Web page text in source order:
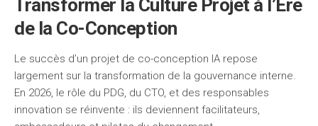
Transformer la Culture Projet à l’Ère
de la Co-Conception
Le succès d’un projet de co-conception IA repose
largement sur la transformation de la gouvernance interne.
En 2026, le rôle du PDG, du CTO, et des responsables
innovation se réinvente : ils deviennent facilitateurs,